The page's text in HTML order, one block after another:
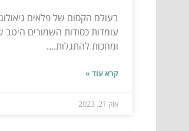
בעולם הקסום של פלאים
עומדות כסודות השמורים היטב
ומחכות להתגלות....
קרא עוד »
אוק 21, 2023